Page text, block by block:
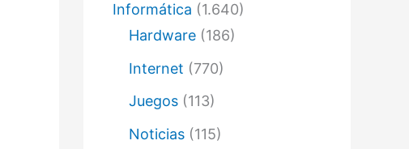
Informática (1.640)
Hardware (186)
Internet (770)
Juegos (113)
Noticias (115)